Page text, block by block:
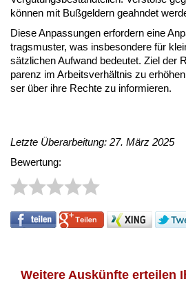
kön­nen mit Buß­gel­dern ge­ahn­det
Die­se An­pas­sun­gen er­for­dern ei­ne
trags­mus­ter, was ins­be­son­de­re für
sätz­li­chen Auf­wand be­deu­tet. Ziel der
pa­renz im Ar­beits­ver­hält­nis zu
ser über ih­re Rech­te zu in­for­mie­ren.
Letzte Überarbeitung: 27. März 2025
Bewertung:
Weitere Auskünfte erteilen